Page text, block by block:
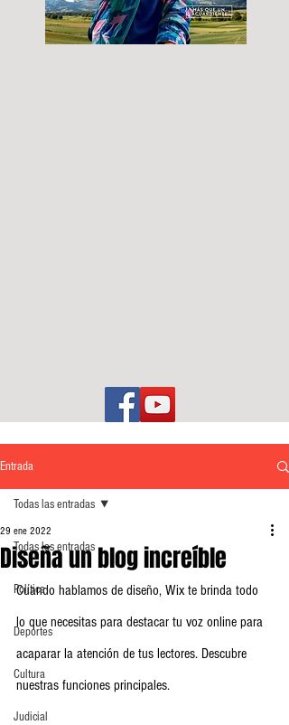
Entrada
Todas las entradas
Política
Deportes
Cultura
Judicial
Todas las entradas
Diseña un blog increíble
29 ene 2022
Cuando hablamos de diseño, Wix te brinda todo
lo que necesitas para destacar tu voz online para
acaparar la atención de tus lectores. Descubre
nuestras funciones principales.